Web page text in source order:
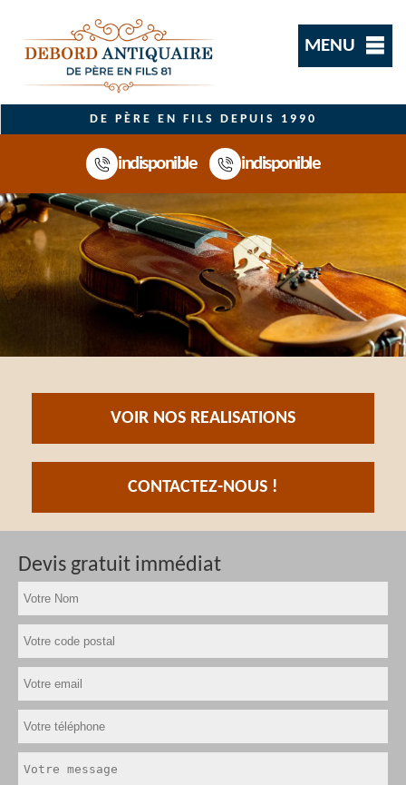
MENU
DE PÈRE EN FILS DEPUIS 1990
indisponible indisponible
VOIR NOS REALISATIONS
CONTACTEZ-NOUS !
Devis gratuit immédiat